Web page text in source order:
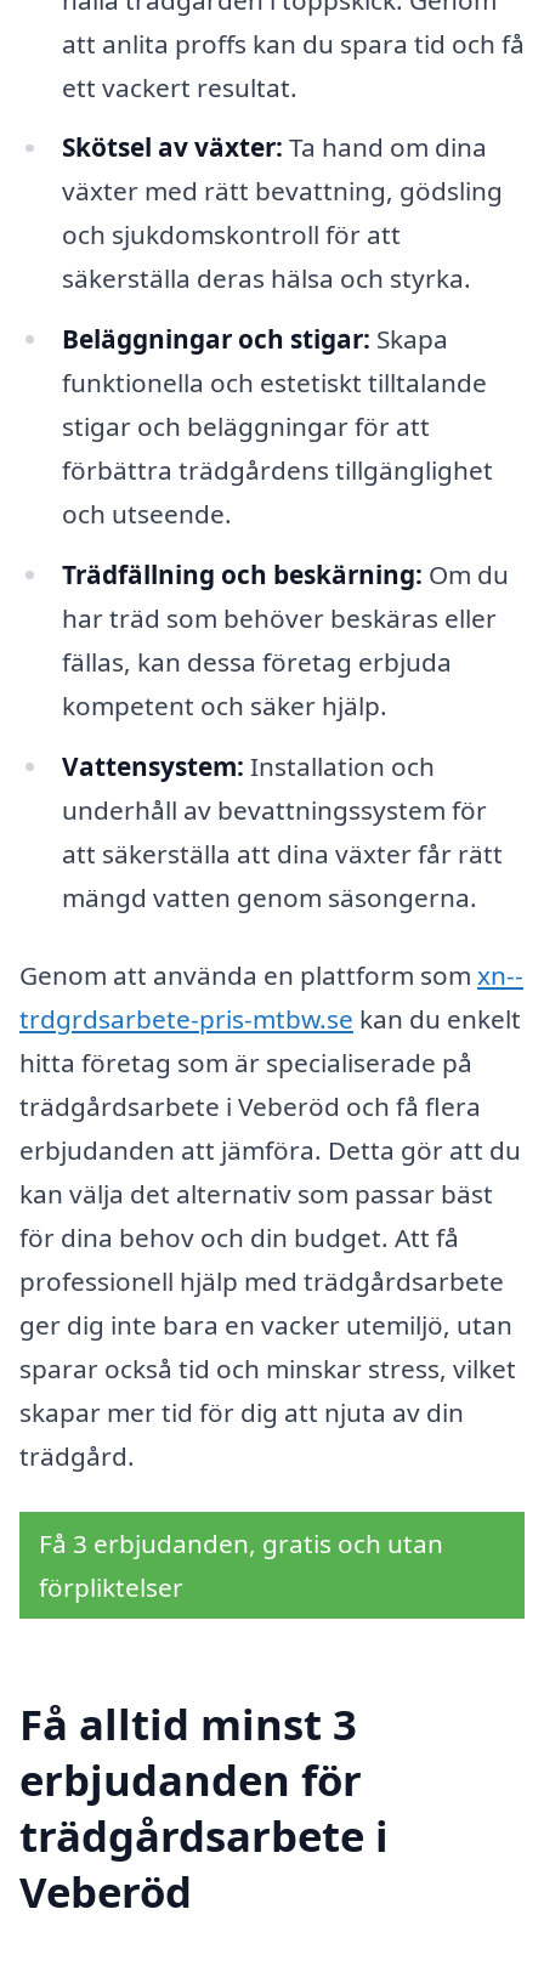
att anlita proffs kan du spara tid och få
ett vackert resultat.
Skötsel av växter: Ta hand om dina
växter med rätt bevattning, gödsling
och sjukdomskontroll för att
säkerställa deras hälsa och styrka.
Beläggningar och stigar: Skapa
funktionella och estetiskt tilltalande
stigar och beläggningar för att
förbättra trädgårdens tillgänglighet
och utseende.
Trädfällning och beskärning: Om du
har träd som behöver beskäras eller
fällas, kan dessa företag erbjuda
kompetent och säker hjälp.
Vattensystem: Installation och
underhåll av bevattningssystem för
att säkerställa att dina växter får rätt
mängd vatten genom säsongerna.
Genom att använda en plattform som xn--
trdgrdsarbete-pris-mtbw.se kan du enkelt
hitta företag som är specialiserade på
trädgårdsarbete i Veberöd och få flera
erbjudanden att jämföra. Detta gör att du
kan välja det alternativ som passar bäst
för dina behov och din budget. Att få
professionell hjälp med trädgårdsarbete
ger dig inte bara en vacker utemiljö, utan
sparar också tid och minskar stress, vilket
skapar mer tid för dig att njuta av din
trädgård.
Få 3 erbjudanden, gratis och utan
förpliktelser
Få alltid minst 3
erbjudanden för
trädgårdsarbete i
Veberöd